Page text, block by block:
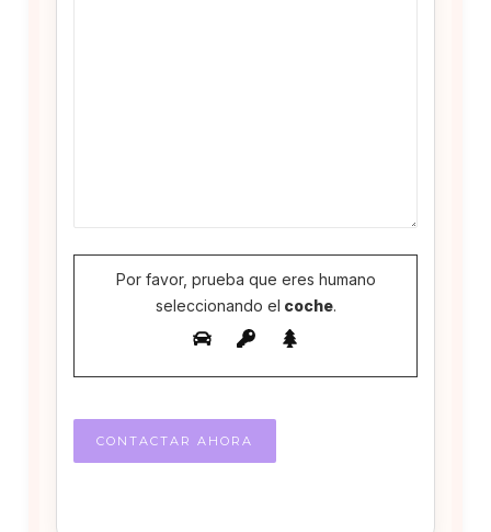
Por favor, prueba que eres humano
seleccionando el coche.